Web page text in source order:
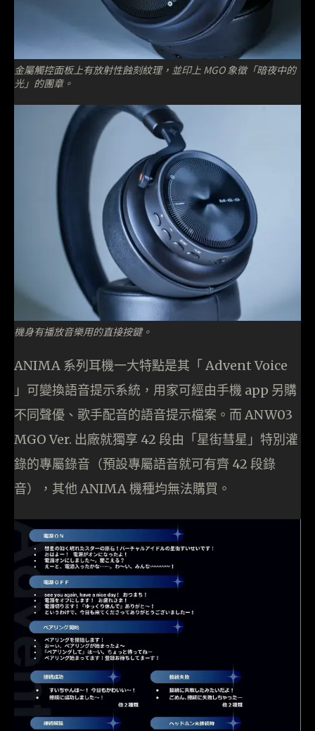
金屬觸控面板上有放射性蝕刻紋理，並印上 MGO 象徵「暗夜中的
光」的團章。
機身有播放音樂用的直接按鍵。
ANIMA 系列耳機一大特點是其「 Advent Voice
」可變換語音提示系統，用家可經由手機 app 另購
不同聲優、歌手配音的語音提示檔案。而 ANW03
MGO Ver. 出廠就獨享 42 段由「星街彗星」特別灌
錄的專屬錄音（預設專屬語音就可有齊 42 段錄
音），其他 ANIMA 機種均無法購買。